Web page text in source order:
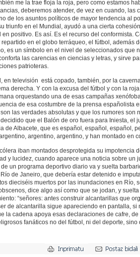
me la trae floja la roja, pero como estamos
deberemos atender, de vez en cuando, las
de los asuntos políticos de mayor tendencia al
triunfo en el Mundial, ayudó a una cierta
en positivo. Es así. Es el recurso del conformista.
repartido en el globo terráqueo, el fútbol, además
es un símbolo en el nivel de seleccionados que
las carencias en ciencias y letras, y sirve
patrioteras.
en televisión está copado, también, por la
derecha. Y con la excusa del fútbol y con la
orquestando una de esas campañas
de esa costumbre de la prensa españolista
las verdades absolutas y que los rumores son
que el Balón de oro fuera para Iniesta, el
de Albacete, que es español, español, español,
argentino, argentino, y han montado en
iban montados desprotegida su impotencia
y lucidez, cuando aparece una noticia sobre un
de un programa deportivo diario va y suelta
Río de Janeiro, que debería estar detenido e
dieciséis muertos por las inundaciones en Río,
dice algo así como que se jodan, y
“señores: antes construir alcantarillas que
de alcantarilla sigue apareciendo en pantalla, si
la cadena apoya esas declaraciones de cafre,
fanáticos no del fútbol, ni del deporte,